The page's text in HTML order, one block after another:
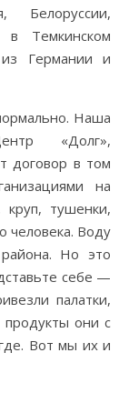
Белоруссии,
в Темкинском
Германии и
Наша
«Долг»,
договор в том
на
круп, тушенки,
человека. Воду
Но это
себе —
палатки,
продукты они с
Вот мы их и